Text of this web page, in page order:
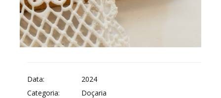
Data:
2024
Categoria:
Doçaria